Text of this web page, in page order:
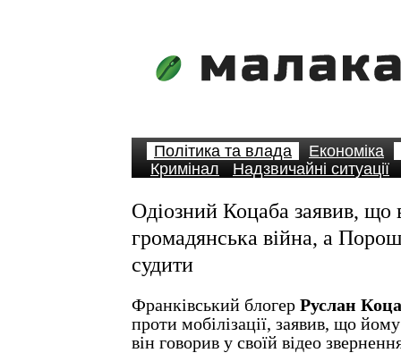
Політика та влада
Економіка
Кримінал
Надзвичайні ситуації
Одіозний Коцаба заявив, що
громадянська війна, а
судити
Франківський блогер Руслан
проти мобілізації, заявив, що
він говорив у своїй відео